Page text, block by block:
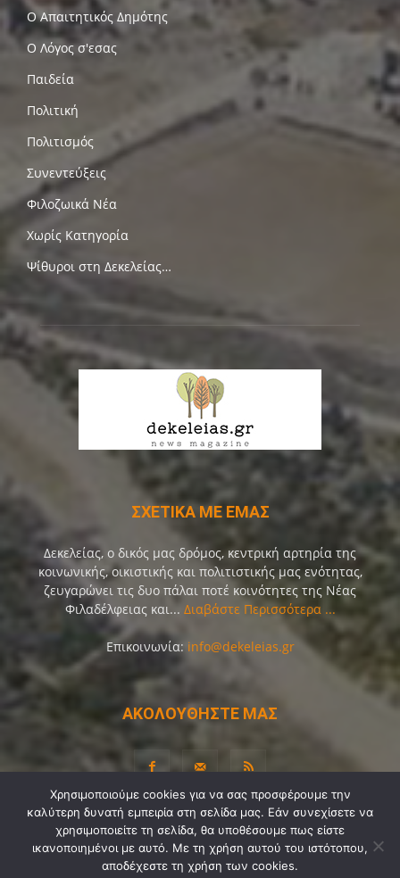
Ο Απαιτητικός Δημότης
Ο Λόγος σ'εσας
Παιδεία
Πολιτική
Πολιτισμός
Συνεντεύξεις
Φιλοζωικά Νέα
Χωρίς Κατηγορία
Ψίθυροι στη Δεκελείας…
ΣΧΕΤΙΚΑ ΜΕ ΕΜΑΣ
Δεκελείας, ο δικός μας δρόμος, κεντρική αρτηρία της
κοινωνικής, οικιστικής και πολιτιστικής μας ενότητας,
ζευγαρώνει τις δυο πάλαι ποτέ κοινότητες της Νέας
Φιλαδέλφειας και... Διαβάστε Περισσότερα ...
Επικοινωνία: info@dekeleias.gr
ΑΚΟΛΟΥΘΗΣΤΕ ΜΑΣ
Διαύγεια Λίγα Λόγια για Εμάς
Επικοινωνία
Όροι Χρήσης
Προσωπικά Δεδομένα
Sitemap
Ψηφοφορίες
Χρησιμοποιούμε cookies για να σας προσφέρουμε την
καλύτερη δυνατή εμπειρία στη σελίδα μας. Εάν συνεχίσετε να
χρησιμοποιείτε τη σελίδα, θα υποθέσουμε πως είστε
ικανοποιημένοι με αυτό. Με τη χρήση αυτού του ιστότοπου,
αποδέχεστε τη χρήση των cookies.